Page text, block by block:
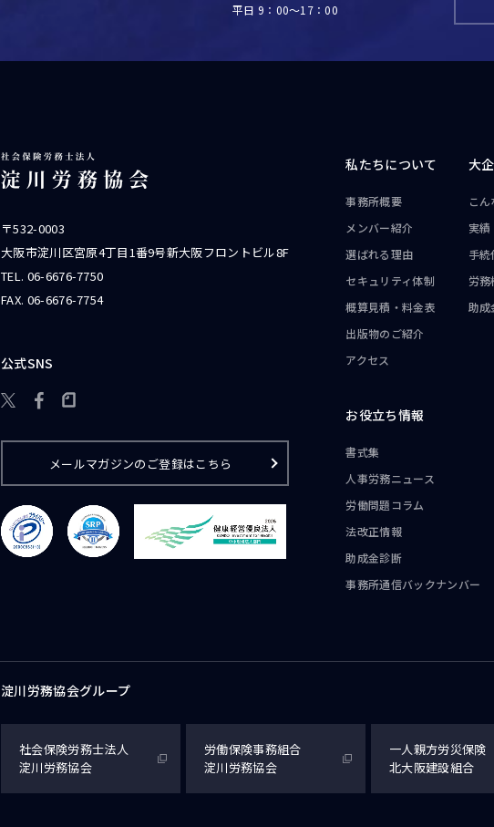
平日 9：00～17：00
〒532-0003
大阪市淀川区宮原4丁目1番9号新大阪フロントビル8F
TEL. 06-6676-7750
FAX. 06-6676-7754
公式SNS

メールマガジンのご登録はこちら
私たちについて
事務所概要
メンバー紹介
選ばれる理由
セキュリティ体制
概算見積・料金表
出版物のご紹介
アクセス
大
こ
実績
手続
労務
助成
お役立ち情報
書式集
人事労務ニュース
労働問題コラム
法改正情報
助成金診断
事務所通信バックナンバー
淀川労務協会グループ
社会保険労務士法人
淀川労務協会
労働保険事務組合
淀川労務協会
一人親方労災保険
北大阪建設組合